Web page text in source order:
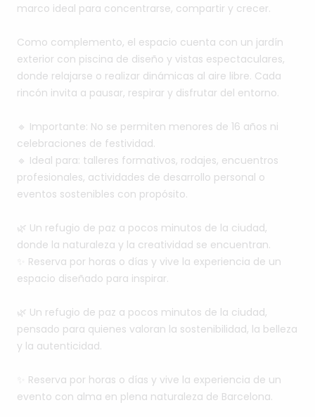
marco ideal para concentrarse, compartir y crecer.
Como complemento, el espacio cuenta con un jardín
exterior con piscina de diseño y vistas espectaculares,
donde relajarse o realizar dinámicas al aire libre. Cada
rincón invita a pausar, respirar y disfrutar del entorno.
🔹 Importante: No se permiten menores de 16 años ni
celebraciones de festividad.
🔹 Ideal para: talleres formativos, rodajes, encuentros
profesionales, actividades de desarrollo personal o
eventos sostenibles con propósito.
🌿 Un refugio de paz a pocos minutos de la ciudad,
donde la naturaleza y la creatividad se encuentran.
Reserva por horas o días y vive la experiencia de un
espacio diseñado para inspirar.
🌿 Un refugio de paz a pocos minutos de la ciudad,
pensado para quienes valoran la sostenibilidad, la belleza
y la autenticidad.
Reserva por horas o días y vive la experiencia de un
evento con alma en plena naturaleza de Barcelona.